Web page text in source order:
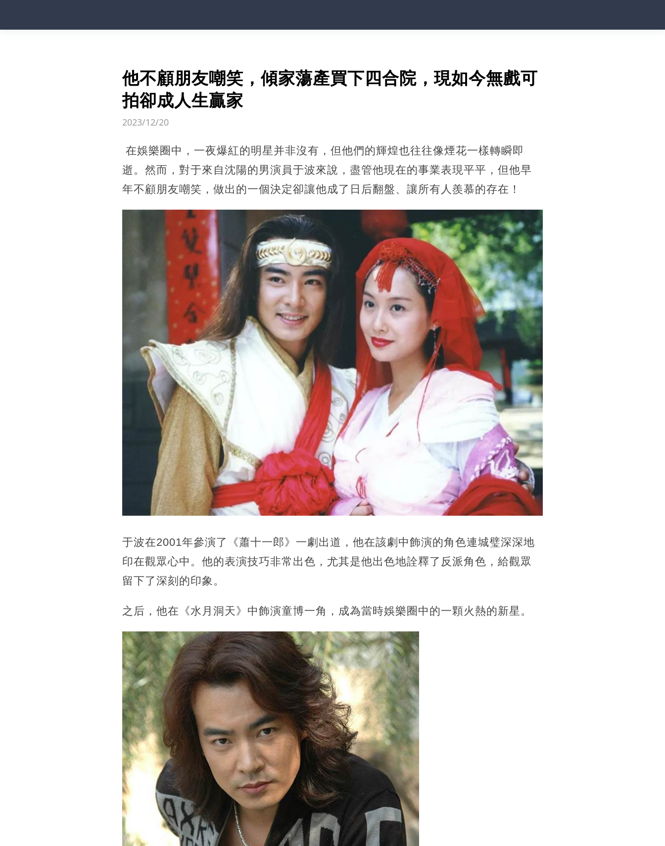
他不顧朋友嘲笑，傾家蕩產買下四合院，現如今無戲可
拍卻成人生贏家
2023/12/20
在娛樂圈中，一夜爆紅的明星并非沒有，但他們的輝煌也往往像煙花一樣轉瞬即
逝。然而，對于來自沈陽的男演員于波來說，盡管他現在的事業表現平平，但他早
年不顧朋友嘲笑，做出的一個決定卻讓他成了日后翻盤、讓所有人羨慕的存在！
于波在2001年參演了《蕭十一郎》一劇出道，他在該劇中飾演的角色連城璧深深地
印在觀眾心中。他的表演技巧非常出色，尤其是他出色地詮釋了反派角色，給觀眾
留下了深刻的印象。
之后，他在《水月洞天》中飾演童博一角，成為當時娛樂圈中的一顆火熱的新星。